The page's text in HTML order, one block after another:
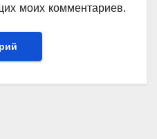
моих комментариев.